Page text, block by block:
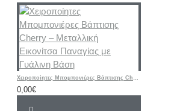
Χειροποίητες Μπομπονιέρες Βάπτισης Cherry – Μεταλλική Εικονίτσα Παναγίας με Γυάλινη Βάση
0,00€